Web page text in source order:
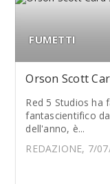
FUMETTI
Orson Scott
Red 5 Studios ha
fantascientifico
dell'anno, è...
REDAZIONE, 7/